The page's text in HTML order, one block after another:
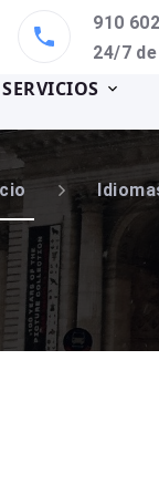
910
24/7
SERVICIOS